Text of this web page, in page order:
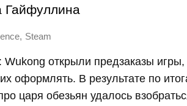
Гайфуллина
, Steam
открыли предзаказы игры,
оформлять. В результате по
царя обезьян удалось